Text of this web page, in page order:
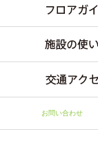
お問い合わせ